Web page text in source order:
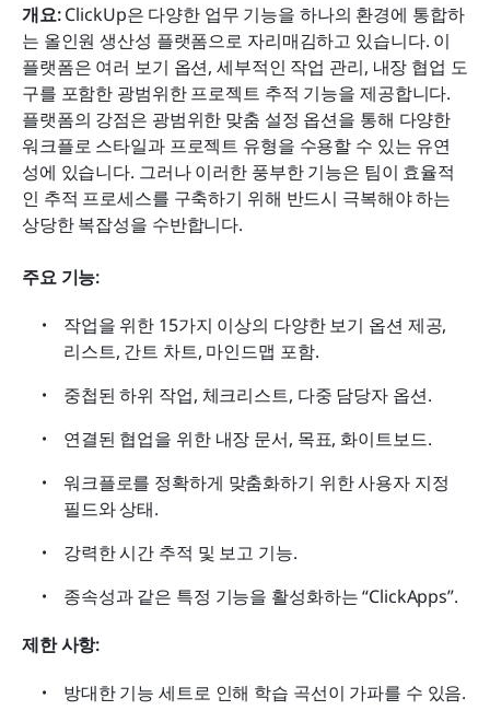
개요: ClickUp은 다양한 업무 기능을 하나의 환경에 통합하
는 올인원 생산성 플랫폼으로 자리매김하고 있습니다. 이
플랫폼은 여러 보기 옵션, 세부적인 작업 관리, 내장 협업 도
구를 포함한 광범위한 프로젝트 추적 기능을 제공합니다.
플랫폼의 강점은 광범위한 맞춤 설정 옵션을 통해 다양한
워크플로 스타일과 프로젝트 유형을 수용할 수 있는 유연
성에 있습니다. 그러나 이러한 풍부한 기능은 팀이 효율적
인 추적 프로세스를 구축하기 위해 반드시 극복해야 하는
상당한 복잡성을 수반합니다.
주요 기능:
작업을 위한 15가지 이상의 다양한 보기 옵션 제공,
리스트, 간트 차트, 마인드맵 포함.
중첩된 하위 작업, 체크리스트, 다중 담당자 옵션.
연결된 협업을 위한 내장 문서, 목표, 화이트보드.
워크플로를 정확하게 맞춤화하기 위한 사용자 지정
필드와 상태.
강력한 시간 추적 및 보고 기능.
종속성과 같은 특정 기능을 활성화하는 “ClickApps”.
제한 사항:
방대한 기능 세트로 인해 학습 곡선이 가파를 수 있음.